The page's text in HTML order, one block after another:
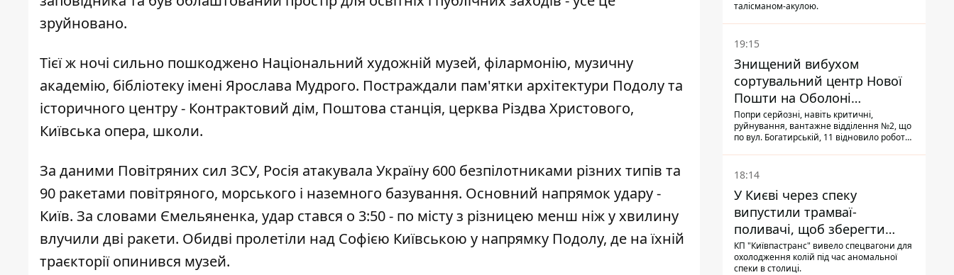
зруйновано.
Тієї ж ночі сильно пошкоджено Національний художній музей, філармонію, музичну
академію, бібліотеку імені Ярослава Мудрого. Постраждали пам'ятки архітектури Подолу та
історичного центру - Контрактовий дім, Поштова станція, церква Різдва Христового,
Київська опера, школи.
За даними Повітряних сил ЗСУ, Росія атакувала Україну 600 безпілотниками різних типів та
90 ракетами повітряного, морського і наземного базування. Основний напрямок удару -
Київ. За словами Ємельяненка, удар стався о 3:50 - по місту з різницею менш ніж у хвилину
влучили дві ракети. Обидві пролетіли над Софією Київською у напрямку Подолу, де на їхній
траєкторії опинився музей.
талісманом-акулою.
19:15
Знищений вибухом
сортувальний центр Нової
Пошти на Оболоні
запрацював - видають
посилки
Попри серйозні, навіть критичні,
руйнування, вантажне відділення №2, що
по вул. Богатирській, 11 відновило роботу:
18:14
У Києві через спеку
випустили трамваї-
поливачі, щоб зберегти
рейки від деформації
КП "Київпастранс" вивело спецвагони для
охолодження колій під час аномальної
спеки в столиці.